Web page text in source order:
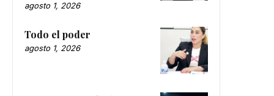
agosto 1, 2026
Todo el poder
agosto 1, 2026